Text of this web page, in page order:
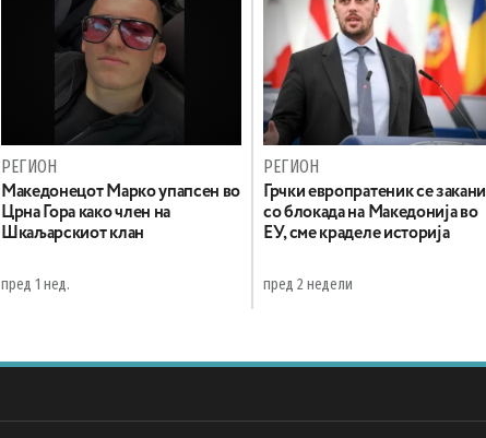
РЕГИОН
Maкедонецот Марко упапсен во
Црна Гора како член на
Шкаљарскиот клан
пред 1 нед.
РЕГИОН
Грчки европратеник се закани
со блокада на Македонија во
ЕУ, сме краделе историја
пред 2 недели